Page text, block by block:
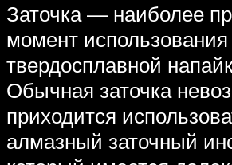
Заточка — наиболее
момент
твердосплавной
Обычная заточка
приходится
алмазный заточный